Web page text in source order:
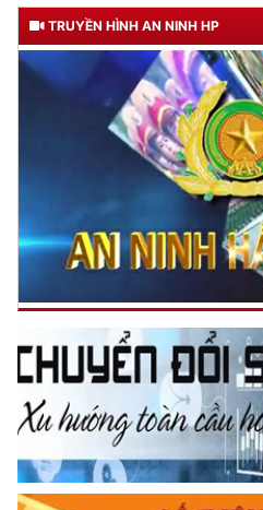
TRUYỀN HÌNH AN NINH HP